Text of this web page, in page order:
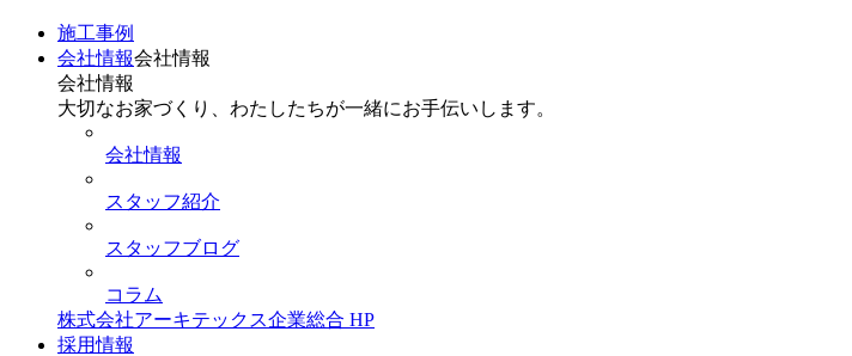
施工事例
会社情報会社情報
会社情報
大切なお家づくり、わたしたちが一緒にお手伝いします。
会社情報
スタッフ紹介
スタッフブログ
コラム
株式会社アーキテックス企業総合 HP
採用情報